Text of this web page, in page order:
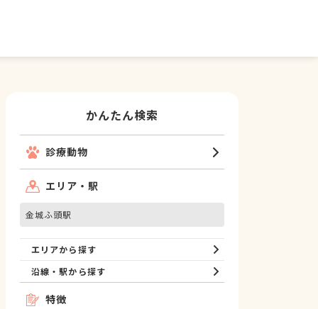
かんたん検索
診療動物
エリア・駅
金城ふ頭駅
エリアから探す
沿線・駅から探す
特徴